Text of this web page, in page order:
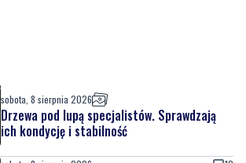
sobota, 8 sierpnia 2026
Ponad 24 tysiące metrów kwadratowych
nowych terenów zielonych. Powstanie nowa
przestrzeń do wypoczynku